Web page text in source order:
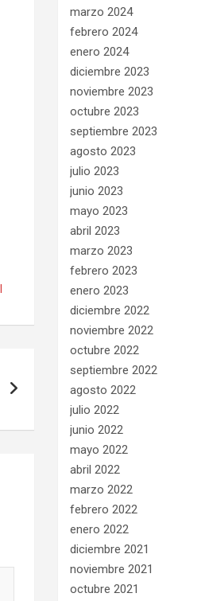
marzo 2024
febrero 2024
enero 2024
diciembre 2023
noviembre 2023
octubre 2023
septiembre 2023
agosto 2023
julio 2023
junio 2023
mayo 2023
abril 2023
marzo 2023
febrero 2023
enero 2023
diciembre 2022
noviembre 2022
octubre 2022
septiembre 2022
agosto 2022
julio 2022
junio 2022
mayo 2022
abril 2022
marzo 2022
febrero 2022
enero 2022
diciembre 2021
noviembre 2021
octubre 2021